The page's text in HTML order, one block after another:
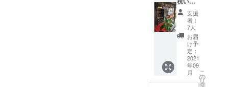
めの
情報の
記載を
お願い
しま
す。
広告不
要の場
合は
「不
要」と
トは
メール
でお送
りいた
しま
す。 ご
来店い
ただい
た際
に、ヨ
リドコ
物
（大）
を送る
支援で
す。
（植物
はこち
らで選
び注文
させて
支援
者：
7人
お届
け予
定：
2021
年09
月
こ
の
リ
タ